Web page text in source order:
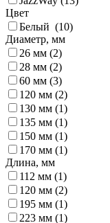
Цвет
Белый (10)
Диаметр, мм
26 мм (2)
28 мм (2)
60 мм (3)
120 мм (2)
130 мм (1)
135 мм (1)
150 мм (1)
170 мм (1)
Длина, мм
112 мм (1)
120 мм (2)
195 мм (1)
223 мм (1)